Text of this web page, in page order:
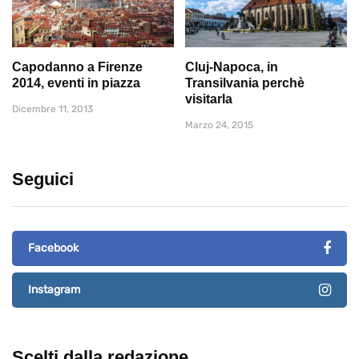
Capodanno a Firenze
2014, eventi in piazza
Dicembre 11, 2013
Cluj-Napoca, in
Transilvania perchè
visitarla
Marzo 24, 2015
Seguici
Facebook
Instagram